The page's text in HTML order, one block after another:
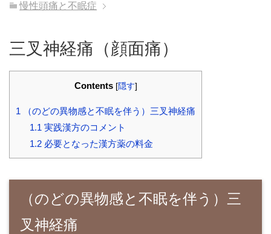
慢性頭痛と不眠症
三叉神経痛（顔面痛）
Contents [隠す]
1 （のどの異物感と不眠を伴う）三叉神経痛
1.1 実践漢方のコメント
1.2必要となった漢方薬の料金
（のどの異物感と不眠を伴う）三
叉神経痛